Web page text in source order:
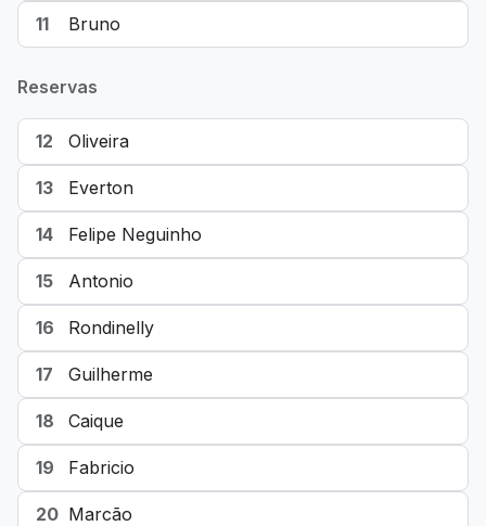
11 Bruno
Reservas
12 Oliveira
13 Everton
14 Felipe Neguinho
15 Antonio
16 Rondinelly
17 Guilherme
18 Caique
19 Fabricio
20 Marcão